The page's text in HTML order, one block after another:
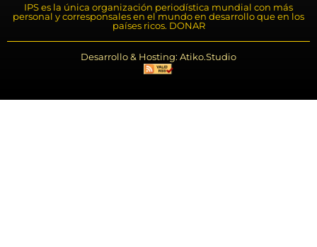
IPS es la única organización periodística mundial con más
personal y corresponsales en el mundo en desarrollo que en los
países ricos. DONAR
Desarrollo & Hosting: Atiko.Studio